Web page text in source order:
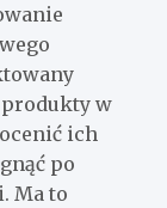
w
ich
po
Ma to